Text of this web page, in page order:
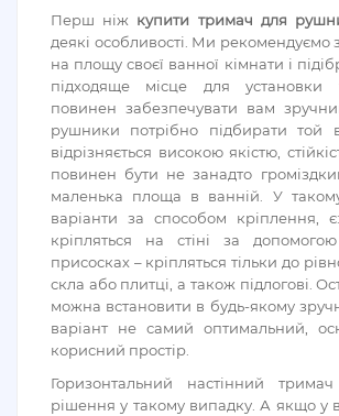
Перш ніж купити тримач для
деякі особливості. Ми рекомендуємо
на площу своєї ванної кімнати і
підходяще місце для установки
повинен забезпечувати вам
рушники потрібно підбирати той
відрізняється високою якістю,
повинен бути не занадто
маленька площа в ванній. У
варіанти за способом кріплення, є:
кріпляться на стіні за
присосках – кріпляться тільки до
скла або плитці, а також підлогові.
можна встановити в будь-якому
варіант не самий оптимальний,
корисний простір.
Горизонтальний настінний
рішення у такому випадку. А якщо у